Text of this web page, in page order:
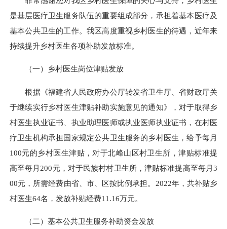
是基层医疗卫生服务队伍的重要组成部分，承担着基本医疗及
基本公共卫生的工作。我区高度重视乡村医生的待遇，近年来
持续提升乡村医生各项补助发放标准。
（一）乡村医生岗位津贴发放
根据《福建省人民政府办公厅转发省卫生厅、省财政厅关
于继续实行乡村医生津贴补助实施意见的通知》，对于取得乡
村医生执业证书、执业助理医师或执业医师执业证书，在村医
疗卫生机构承担国家规定公共卫生服务的乡村医生，给予每月
100元的乡村医生津贴，对于北峰山区村卫生所，津贴标准提
高至每月200元，对于民族村村卫生所，津贴标准提高至每月3
00元，所需经费由省、市、区按比例承担。2022年，共补贴乡
村医生64名，发放补贴经费11.16万元。
（二）基本公共卫生服务补助资金发放